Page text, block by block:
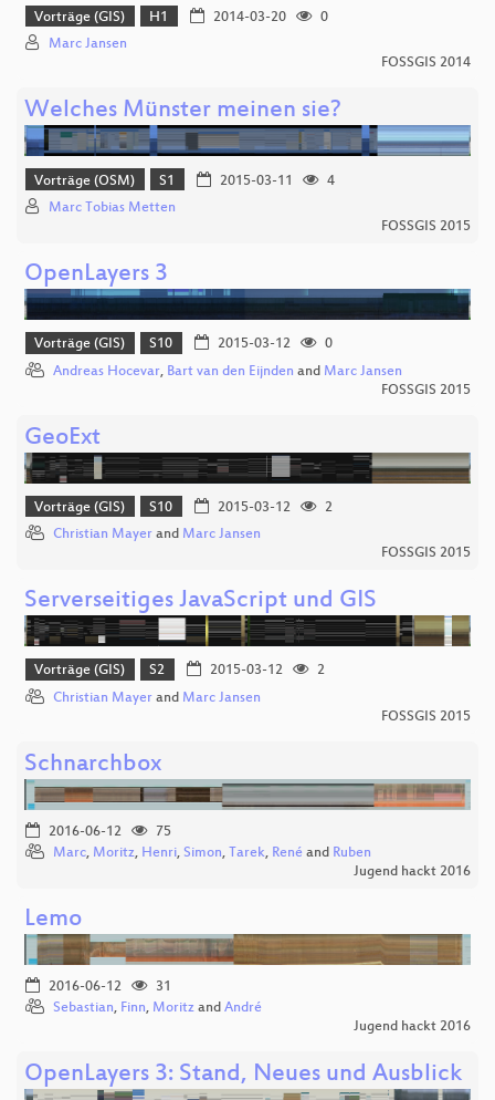
Vorträge (GIS) H1 2014-03-20
0
Marc Jansen
FOSSGIS 2014
Welches Münster meinen sie?
Vorträge (OSM) S1 2015-03-11
4
Marc Tobias Metten
FOSSGIS 2015
OpenLayers 3
Vorträge (GIS) S10 2015-03-12
0
Andreas Hocevar, Bart van den Eijnden and Marc Jansen
FOSSGIS 2015
GeoExt
Vorträge (GIS) S10 2015-03-12
2
Christian Mayer and Marc Jansen
FOSSGIS 2015
Serverseitiges JavaScript und GIS
Vorträge (GIS) S2 2015-03-12
2
Christian Mayer and Marc Jansen
FOSSGIS 2015
Schnarchbox
2016-06-12
75
Marc, Moritz, Henri, Simon, Tarek, René and Ruben
Jugend hackt 2016
Lemo
2016-06-12
31
Sebastian, Finn, Moritz and André
Jugend hackt 2016
OpenLayers 3: Stand, Neues und Ausblick